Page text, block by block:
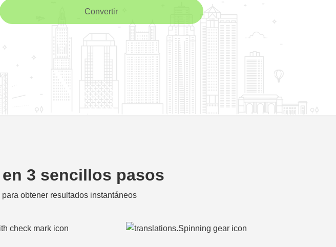
Convertir
3 sencillos pasos
obtener resultados instantáneos